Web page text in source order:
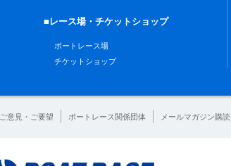
■レース場・チケットショップ
ボートレース場
チケットショップ
ご意見・ご要望 ボートレース関係団体 メールマガジン購読